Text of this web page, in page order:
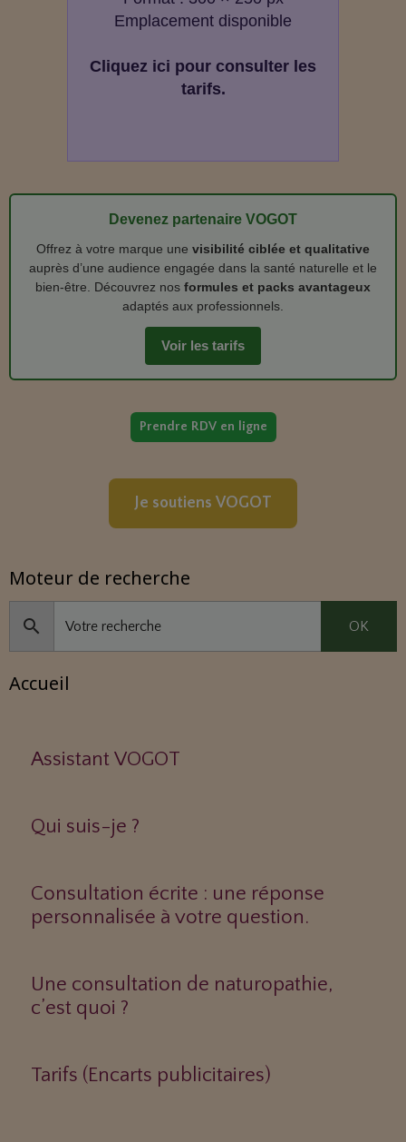
Emplacement disponible
Cliquez ici pour consulter les
tarifs.
Devenez partenaire VOGOT
Offrez à votre marque une visibilité ciblée et qualitative
auprès d’une audience engagée dans la santé naturelle et le
bien‑être. Découvrez nos formules et packs avantageux
adaptés aux professionnels.
Voir les tarifs
Prendre RDV en ligne
Je soutiens VOGOT
Moteur de recherche
OK
Accueil
Assistant VOGOT
Qui suis-je ?
Consultation écrite : une réponse
personnalisée à votre question.
Une consultation de naturopathie,
c’est quoi ?
Tarifs (Encarts publicitaires)